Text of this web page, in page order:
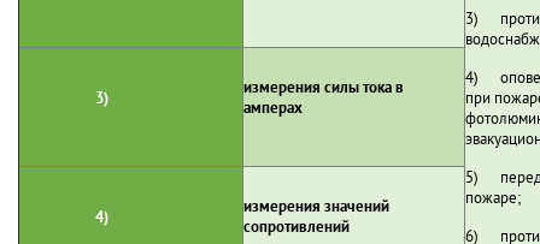
3)
4)
при
5)
пожаре;
6)
3)
измерения силы тока в
амперах
4)
измерения значений
сопротивлений